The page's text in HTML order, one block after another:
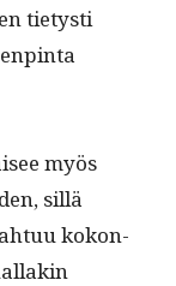
tietysti
myös
sil­lä
kokon­